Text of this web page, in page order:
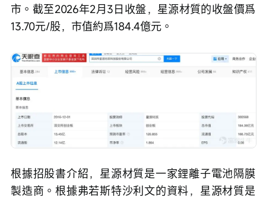
市。截至2026年2月3日收盤，星源材質的收盤價爲
13.70元/股，市值約爲184.4億元。
根據招股書介紹，星源材質是一家鋰離子電池隔膜
製造商。根據弗若斯特沙利文的資料，星源材質是